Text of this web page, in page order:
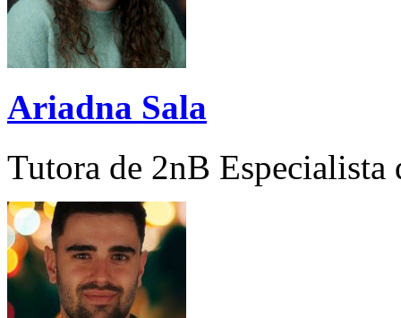
Ariadna Sala
Tutora de 2nB Especialista